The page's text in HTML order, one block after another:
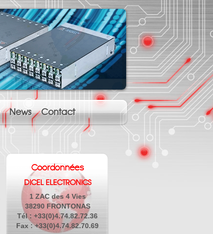
News Contact
Coordonnées
DICEL ELECTRONICS
1 ZAC des 4 Vies
38290 FRONTONAS
Tél : +33(0)4.74.82.72.36
Fax : +33(0)4.74.82.70.69